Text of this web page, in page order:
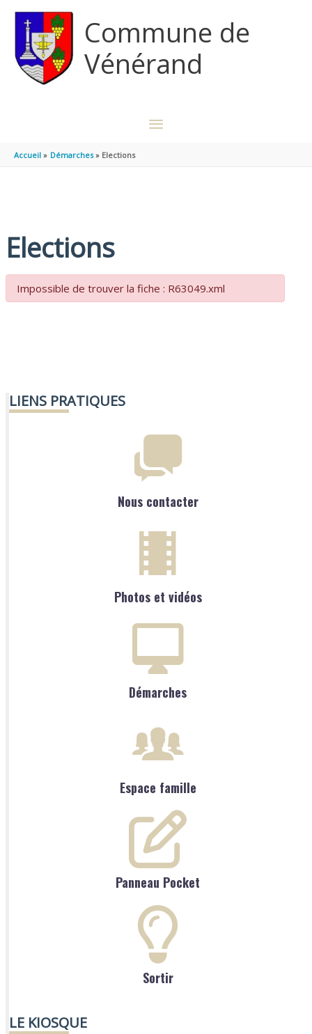
Commune de
Vénérand
MENU
Accueil Démarches Elections
Elections
Impossible de trouver la fiche : R63049.xml
LIENS PRATIQUES
Nous contacter
Photos et vidéos
Démarches
Espace famille
Panneau Pocket
Sortir
LE KIOSQUE